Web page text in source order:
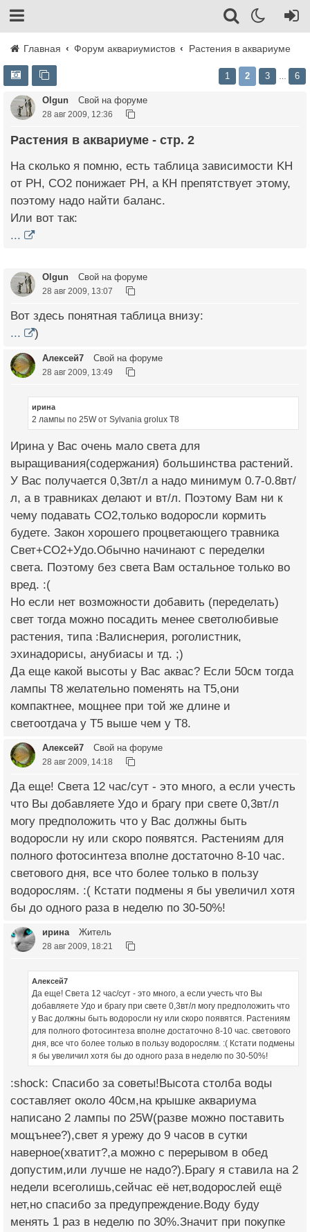
Главная Форум аквариумистов Растения в аквариуме
1 2 3 6
Olgun Свой на форуме
28 авг 2009, 12:36
Растения в аквариуме - стр. 2
На сколько я помню, есть таблица зависимости KH
от PH, СO2 понижает PH, а КН препятствует этому,
поэтому надо найти баланс.
Или вот так:
...
Olgun Свой на форуме
28 авг 2009, 13:07
Вот здесь понятная таблица внизу:
...
)
Алексей7 Свой на форуме
28 авг 2009, 13:49
ирина
2 лампы по 25W от Sylvania grolux T8
Ирина у Вас очень мало света для
выращивания(содержания) большинства растений.
У Вас получается 0,3вт/л а надо минимум 0.7-0.8вт/
л, а в травниках делают и вт/л. Поэтому Вам ни к
чему подавать СО2,только водоросли кормить
будете. Закон хорошего процветающего травника
Cвет+СО2+Удо.Обычно начинают с переделки
света. Поэтому без света Вам остальное только во
вред. :(
Но если нет возможности добавить (переделать)
свет тогда можно посадить менее светолюбивые
растения, типа :Валиснерия, роголистник,
эхинадорисы, анубиасы и тд. ;)
Да еще какой высоты у Вас аквас? Если 50см тогда
лампы Т8 желательно поменять на Т5,они
компактнее, мощнее при той же длине и
светоотдача у Т5 выше чем у Т8.
Алексей7 Свой на форуме
28 авг 2009, 14:18
Да еще! Света 12 час/сут - это много, а если учесть
что Вы добавляете Удо и брагу при свете 0,3вт/л
могу предположить что у Вас должны быть
водоросли ну или скоро появятся. Растениям для
полного фотосинтеза вполне достаточно 8-10 час.
светового дня, все что более только в пользу
водорослям. :( Кстати подмены я бы увеличил хотя
бы до одного раза в неделю по 30-50%!
ирина Житель
28 авг 2009, 18:21
Алексей7
Да еще! Света 12 час/сут - это много, а если учесть что Вы
добавляете Удо и брагу при свете 0,3вт/л могу предположить что
у Вас должны быть водоросли ну или скоро появятся. Растениям
для полного фотосинтеза вполне достаточно 8-10 час. светового
дня, все что более только в пользу водорослям. :( Кстати подмены
я бы увеличил хотя бы до одного раза в неделю по 30-50%!
:shock: Спасибо за советы!Высота столба воды
составляет около 40см,на крышке аквариума
написано 2 лампы по 25W(разве можно поставить
мощънее?),свет я урежу до 9 часов в сутки
наверное(хватит?,а можно с перерывом в обед
допустим,или лучше не надо?).Брагу я ставила на 2
недели всеголишь,сейчас её нет,водорослей ещё
нет,но спасибо за предупреждение.Воду буду
менять 1 раз в неделю по 30%.Значит при покупке